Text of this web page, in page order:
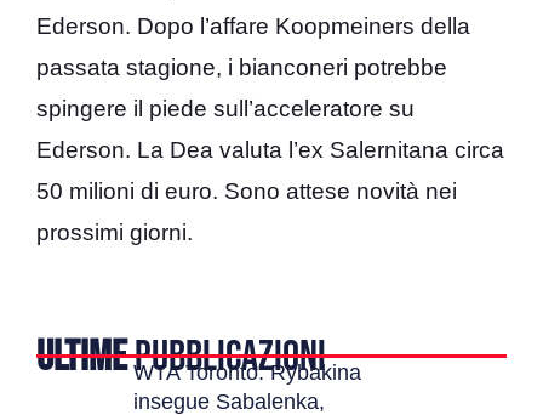
Ederson. Dopo l’affare Koopmeiners della
passata stagione, i bianconeri potrebbe
spingere il piede sull’acceleratore su
Ederson. La Dea valuta l’ex Salernitana circa
50 milioni di euro. Sono attese novità nei
prossimi giorni.
ULTIMEPUBBLICAZIONI
WTA Toronto: Rybakina
insegue Sabalenka,